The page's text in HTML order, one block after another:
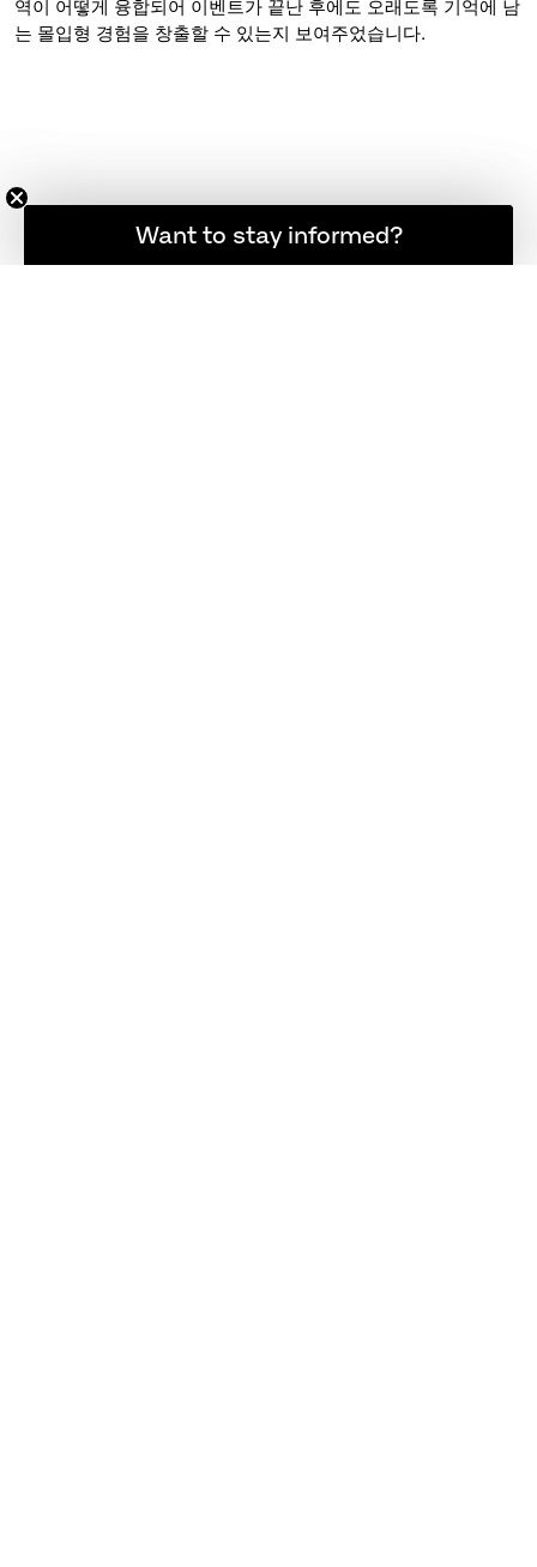
역이 어떻게 융합되어 이벤트가 끝난 후에도 오래도록 기억에 남
는 몰입형 경험을 창출할 수 있는지 보여주었습니다.
소식을 계속 받아보고 싶으신가요?
Want to stay informed?